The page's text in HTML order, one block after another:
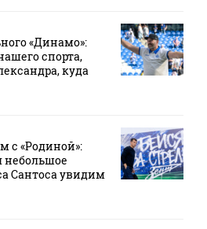
«Динамо»:
спорта,
куда
с «Родиной»:
Сантоса увидим